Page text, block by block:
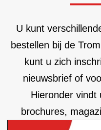
U kunt
bestellen bij de
kunt u zich
nieuwsbrief of
Hieronder vindt
brochures,